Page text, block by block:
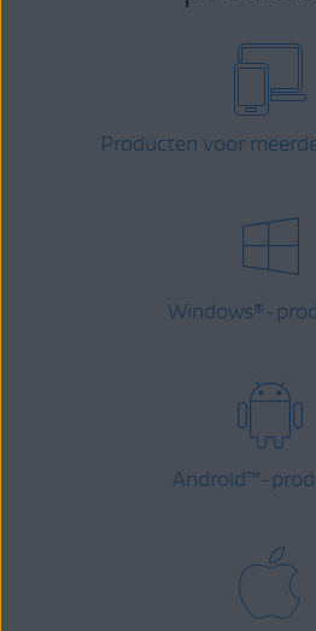
Producten voor
Windows® -
Android™-